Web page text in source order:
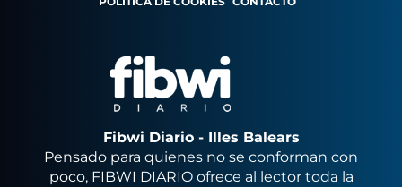
Fibwi Diario - Illes Balears
Pensado para quienes no se conforman con
poco, FIBWI DIARIO ofrece al lector toda la